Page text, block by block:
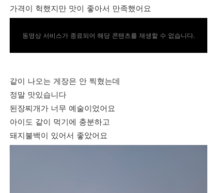
가격이 헉했지만 맛이 좋아서 만족했어요
동영상 서비스가 종료되어 해당 콘텐츠를 재생할 수 없습니다.
같이 나오는 게장은 안 찍혔는데
정말 맛있습니다
된장찌개가 너무 예술이었어요
아이도 같이 먹기에 충분하고
돼지불백이 있어서 좋았어요